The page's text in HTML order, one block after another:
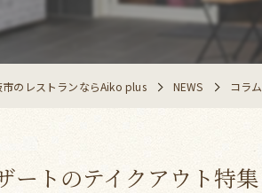
市のレストランならAiko plus NEWS コラム
ートのテイクアウト特集